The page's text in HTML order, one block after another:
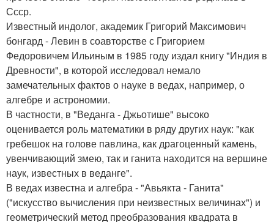
Ссср.
Известный индолог, академик Григорий Максимович
бонгард - Левин в соавторстве с Григорием
Федоровичем Ильиным в 1985 году издал книгу "Индия в
Древности", в которой исследовал немало
замечательных фактов о науке в ведах, например, о
алгебре и астрономии.
В частности, в "Веданга - Джьотише" высоко
оценивается роль математики в ряду других наук: "как
гребешок на голове павлина, как драгоценный камень,
увенчивающий змею, так и ганита находится на вершине
наук, известных в веданге".
В ведах известна и алгебра - "Авьякта - Ганита"
("искусство вычисления при неизвестных величинах") и
геометрический метод преобразования квадрата в